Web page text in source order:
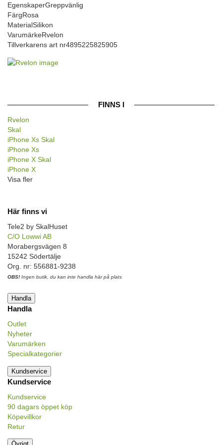
EgenskaperGreppvänlig
FärgRosa
MaterialSilikon
VarumärkeRvelon
Tillverkarens art nr4895225825905
FINNS I
Rvelon
Skal
iPhone Xs Skal
iPhone Xs
iPhone X Skal
iPhone X
Visa fler
Här finns vi
Tele2 by SkalHuset
C/O Lowwi AB
Morabergsvägen 8
15242 Södertälje
Org. nr: 556881-9238
OBS! Ingen butik, du kan inte handla här på plats
Handla
Handla
Outlet
Nyheter
Varumärken
Specialkategorier
Kundservice
Kundservice
Kundservice
90 dagars öppet köp
Köpevillkor
Retur